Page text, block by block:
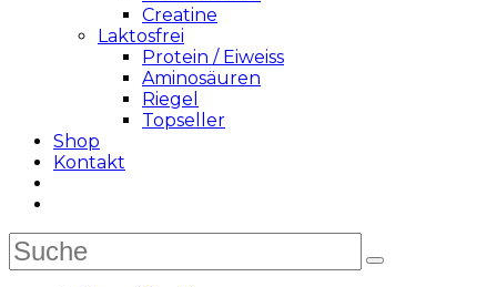
Creatine
Laktosfrei
Protein / Eiweiss
Aminosäuren
Riegel
Topseller
Shop
Kontakt